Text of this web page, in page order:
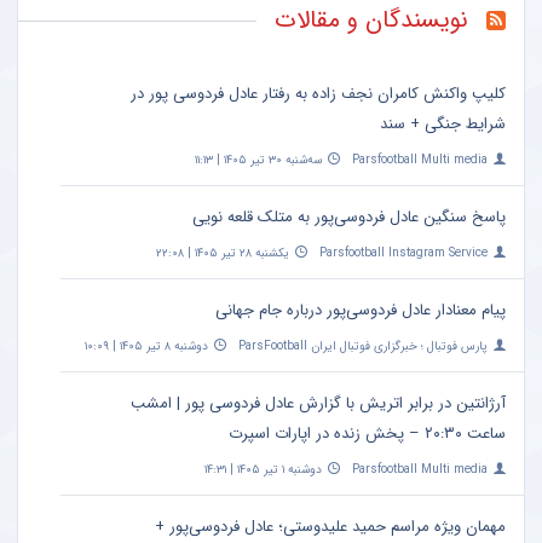
نویسندگان و مقالات
کلیپ واکنش کامران نجف زاده به رفتار عادل فردوسی پور در
شرایط جنگی + سند
Parsfootball Multi media سه‌شنبه ۳۰ تیر ۱۴۰۵ | ۱۱:۱۳
پاسخ سنگین عادل فردوسی‌پور به متلک قلعه نویی
Parsfootball Instagram Service یکشنبه ۲۸ تیر ۱۴۰۵ | ۲۲:۰۸
پیام معنادار عادل فردوسی‌پور درباره جام جهانی
پارس فوتبال ؛ خبرگزاری فوتبال ایران ParsFootball دوشنبه ۸ تیر ۱۴۰۵ | ۱۰:۰۹
آرژانتین در برابر اتریش با گزارش عادل فردوسی پور | امشب
ساعت ۲۰:۳۰ – پخش زنده در اپارات اسپرت
Parsfootball Multi media دوشنبه ۱ تیر ۱۴۰۵ | ۱۴:۳۱
مهمان ویژه مراسم حمید علیدوستی؛ عادل فردوسی‌پور +